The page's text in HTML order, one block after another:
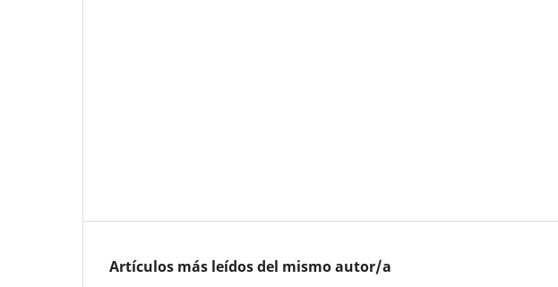
Artículos más leídos del mismo autor/a